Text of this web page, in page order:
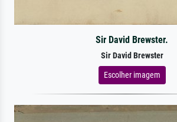
Sir David Brewster.
Sir David Brewster
Escolher imagem